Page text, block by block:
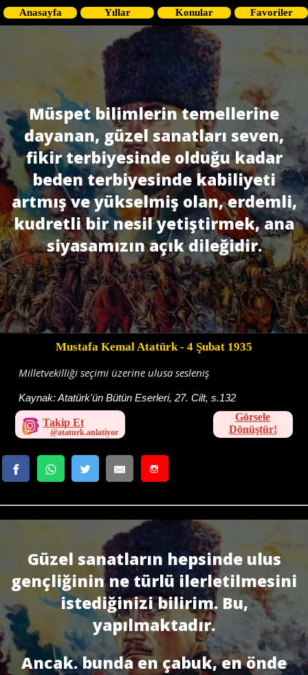
Anasayfa Yıllar Konular Favoriler
Müspet bilimlerin temellerine
dayanan, güzel sanatları seven,
fikir terbiyesinde olduğu kadar
beden terbiyesinde kabiliyeti
artmış ve yükselmiş olan, erdemli,
kudretli bir nesil yetiştirmek, ana
siyasamızın açık dileğidir.
Mustafa Kemal Atatürk- 4 Şubat 1935
Milletvekilliği seçimi üzerine ulusa sesleniş
Kaynak:Atatürk'ün Bütün Eserleri, 27. Cilt, s.132
Takip Et
Görsele
Dönüştür!
Güzel sanatların hepsinde ulus
gençliğinin ne türlü ilerletilmesini
istediğinizi bilirim. Bu,
yapılmaktadır.
Ancak. bunda en çabuk, en önde